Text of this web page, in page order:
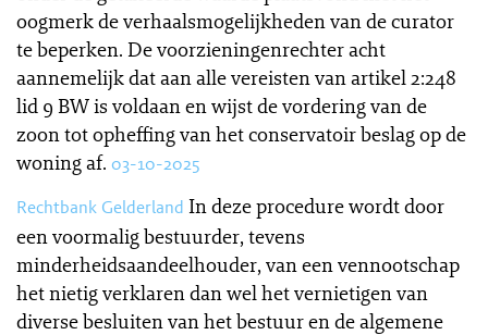
oogmerk de verhaalsmogelijkheden van de curator
te beperken. De voorzieningenrechter acht
aannemelijk dat aan alle vereisten van artikel 2:248
lid 9 BW is voldaan en wijst de vordering van de
zoon tot opheffing van het conservatoir beslag op de
woning af. 03-10-2025
Rechtbank Gelderland In deze procedure wordt door
een voormalig bestuurder, tevens
minderheidsaandeelhouder, van een vennootschap
het nietig verklaren dan wel het vernietigen van
diverse besluiten van het bestuur en de algemene